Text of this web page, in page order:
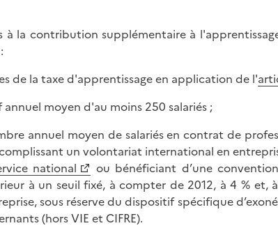
à la contribution supplémentaire à
de la taxe d'apprentissage en application de l'
moyen d'au moins 250 salariés ;
annuel moyen de salariés en contrat de
un volontariat international en
national
ou bénéficiant d’une
à un seuil fixé, à compter de 2012, à 4 %
sous réserve du dispositif spécifique
(hors VIE et CIFRE).